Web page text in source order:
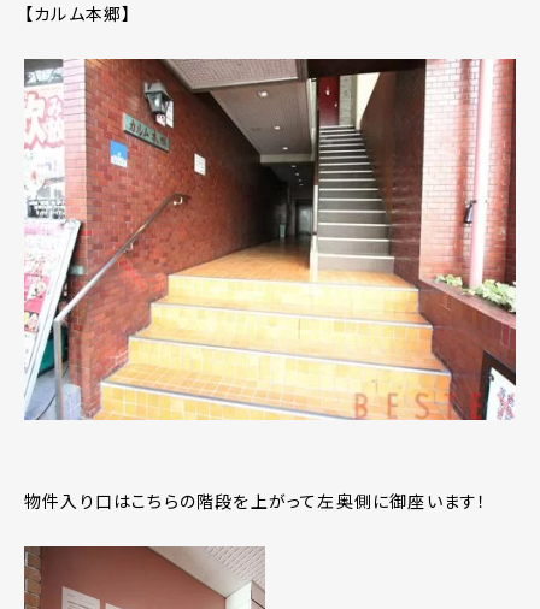
【カルム本郷】
物件入り口はこちらの階段を上がって左奥側に御座います！